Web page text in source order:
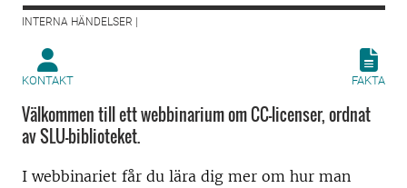
INTERNA HÄNDELSER |
KONTAKT FAKTA
Välkommen till ett webbinarium om CC-licenser, ordnat
av SLU-biblioteket.
I webbinariet får du lära dig mer om hur man